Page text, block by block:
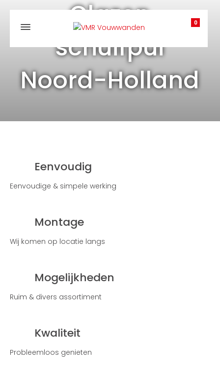
0
Glazen
schuifpui
Noord-Holland
Eenvoudig
Eenvoudige & simpele werking
Montage
Wij komen op locatie langs
Mogelijkheden
Ruim & divers assortiment
Kwaliteit
Probleemloos genieten